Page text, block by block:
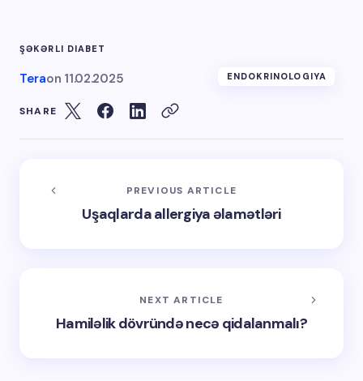
ŞƏKƏRLI DIABET
Teraon 11.02.2025 ENDOKRINOLOGIYA
SHARE
PREVIOUS ARTICLE
Uşaqlarda allergiya əlamətləri
NEXT ARTICLE
Hamiləlik dövründə necə qidalanmalı?